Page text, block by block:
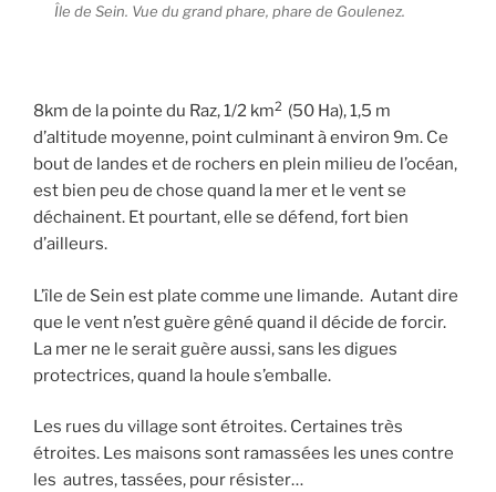
Île de Sein. Vue du grand phare, phare de Goulenez.
8km de la pointe du Raz, 1/2 km2 (50 Ha), 1,5 m
d’altitude moyenne, point culminant à environ 9m. Ce
bout de landes et de rochers en plein milieu de l’océan,
est bien peu de chose quand la mer et le vent se
déchainent. Et pourtant, elle se défend, fort bien
d’ailleurs.
L’île de Sein est plate comme une limande. Autant dire
que le vent n’est guère gêné quand il décide de forcir.
La mer ne le serait guère aussi, sans les digues
protectrices, quand la houle s’emballe.
Les rues du village sont étroites. Certaines très
étroites. Les maisons sont ramassées les unes contre
les autres, tassées, pour résister…